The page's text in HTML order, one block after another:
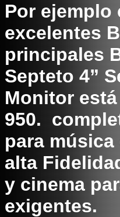
Por ejemplo
excelentes
principales
Septeto 4”
Monitor está
950.
para música
alta
y cinema
exigentes.